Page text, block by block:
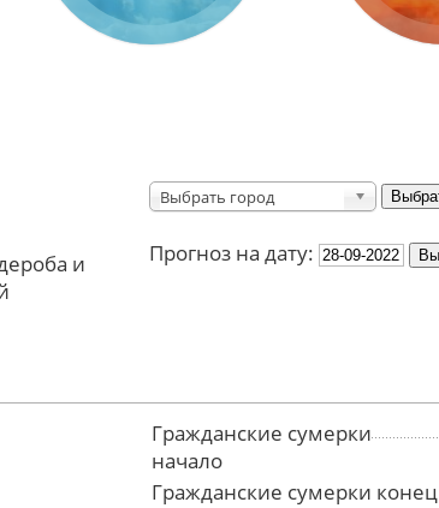
и
Выбрать город
Прогноз на дату:
Гражданские сумерки
начало
Гражданские сумерки конец